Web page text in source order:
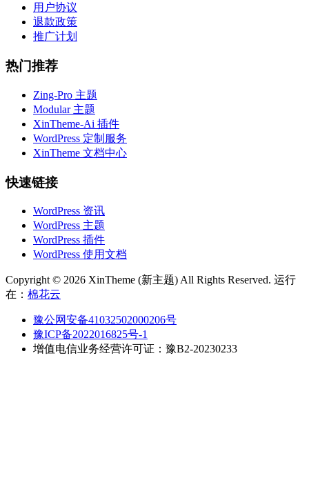
用户协议
退款政策
推广计划
热门推荐
Zing-Pro 主题
Modular 主题
XinTheme-Ai 插件
WordPress 定制服务
XinTheme 文档中心
快速链接
WordPress 资讯
WordPress 主题
WordPress 插件
WordPress 使用文档
Copyright © 2026 XinTheme (新主题) All Rights Reserved. 运行
在： 棉花云
豫公网安备41032502000206号
豫ICP备2022016825号-1
增值电信业务经营许可证：豫B2-20230233